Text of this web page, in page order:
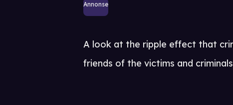
Annonse
A look at the ripple effect that
friends of the victims and